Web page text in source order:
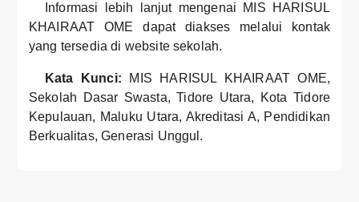
Informasi lebih lanjut mengenai MIS HARISUL
KHAIRAAT OME dapat diakses melalui kontak
yang tersedia di website sekolah.
Kata Kunci: MIS HARISUL KHAIRAAT OME,
Sekolah Dasar Swasta, Tidore Utara, Kota Tidore
Kepulauan, Maluku Utara, Akreditasi A, Pendidikan
Berkualitas, Generasi Unggul.